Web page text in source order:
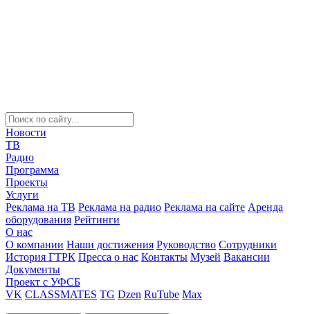
Новости
ТВ
Радио
Программа
Проекты
Услуги
Реклама на ТВ Реклама на радио Реклама на сайте Аренда
оборудования Рейтинги
О нас
О компании Наши достижения Руководство Сотрудники
История ГТРК Пресса о нас Контакты Музей Вакансии
Документы
Проект с УФСБ
VK CLASSMATES TG Dzen RuTube Max